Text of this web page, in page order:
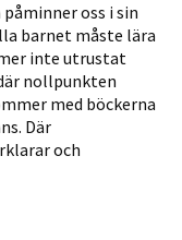
oss i sin
barnet måste lära
inte utrustat
nollpunkten
med böckerna
Där
och